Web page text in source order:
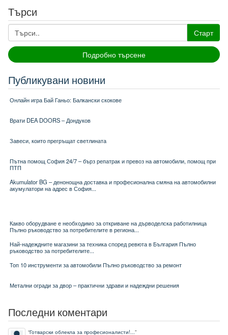
Търси
Старт
Подробно търсене
Публикувани новини
Онлайн игра Бай Ганьо: Балкански скокове
Врати DEA DOORS – Дондуков
Завеси, които прегръщат светлината
Пътна помощ София 24/7 – бърз репатрак и превоз на автомобили, помощ при
ПТП
Akumulator BG – денонощна доставка и професионална смяна на автомобилни
акумулатори на адрес в София...
Какво оборудване е необходимо за откриване на дърводелска работилница
Пълно ръководство за потребителите в региона...
Най-надеждните магазини за техника според ревюта в България Пълно
ръководство за потребителите...
Топ 10 инструменти за автомобили Пълно ръководство за ремонт
Метални огради за двор – практични здрави и надеждни решения
Последни коментари
“Готварски облекла за професионалисти!...”